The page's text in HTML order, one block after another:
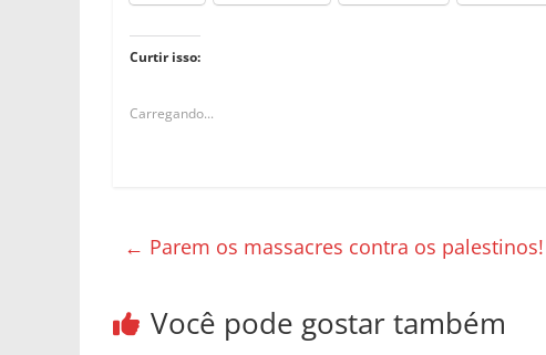
Curtir isso:
Carregando...
← Parem os massacres contra os palestinos!
Você pode gostar também